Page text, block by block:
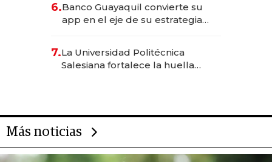
6.Banco Guayaquil convierte su
app en el eje de su estrategia
7.La Universidad Politécnica
Salesiana fortalece la huella
Más noticias